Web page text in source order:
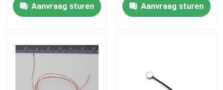
De oppervlakte zet Temperatuursensor op
De Sensor van de sondetemperatuur
Aanvraag sturen Aanvraag sturen